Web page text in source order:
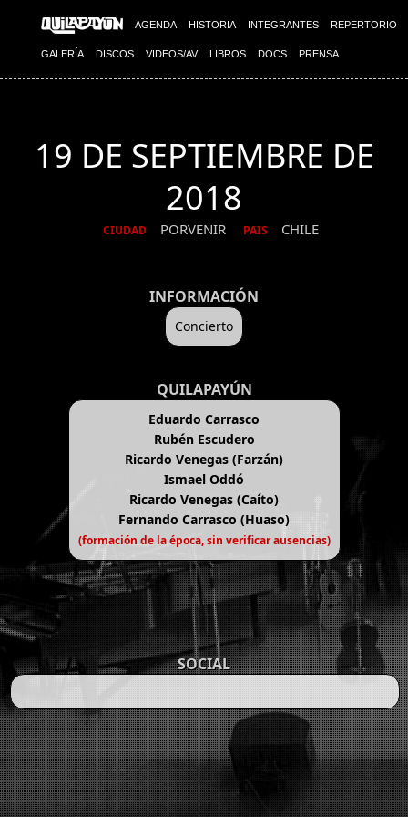
AGENDA HISTORIA INTEGRANTES REPERTORIO
GALERÍA DISCOS VIDEOS/AV LIBROS DOCS PRENSA
19 DE SEPTIEMBRE DE
2018
CIUDAD PORVENIR PAIS CHILE
INFORMACIÓN
Concierto
QUILAPAYÚN
Eduardo Carrasco
Rubén Escudero
Ricardo Venegas (Farzán)
Ismael Oddó
Ricardo Venegas (Caíto)
Fernando Carrasco (Huaso)
(formación de la época, sin verificar ausencias)
SOCIAL